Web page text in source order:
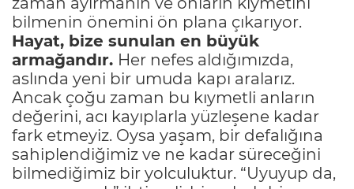
bilmenin önemini ön plana çıkarıyor.
Hayat, bize sunulan en büyük
armağandır. Her nefes aldığımızda,
aslında yeni bir umuda kapı aralarız.
Ancak çoğu zaman bu kıymetli anların
değerini, acı kayıplarla yüzleşene kadar
fark etmeyiz. Oysa yaşam, bir defalığına
sahiplendiğimiz ve ne kadar süreceğini
bilmediğimiz bir yolculuktur. “Uyuyup da,